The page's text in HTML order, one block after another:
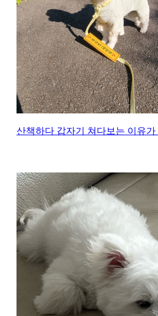
산책하다 갑자기 쳐다보는 이유가